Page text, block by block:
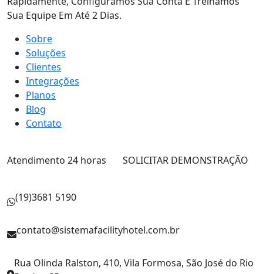
Sua Equipe Em Até 2 Dias.
Sobre
Soluções
Clientes
Integrações
Planos
Blog
Contato
Atendimento 24 horas SOLICITAR DEMONSTRAÇÃO
(19)3681 5190
contato@sistemafacilityhotel.com.br
Rua Olinda Ralston, 410, Vila Formosa, São José do Rio